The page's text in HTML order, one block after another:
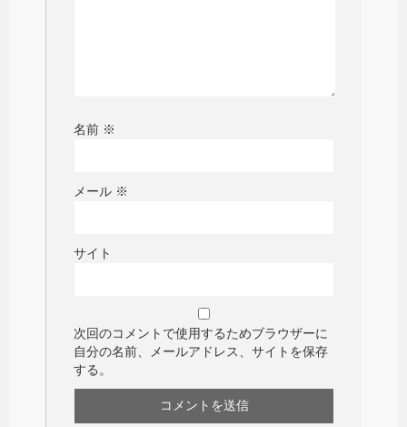
名前 ※
メール ※
サイト
次回のコメントで使用するためブラウザーに
自分の名前、メールアドレス、サイトを保存
する。